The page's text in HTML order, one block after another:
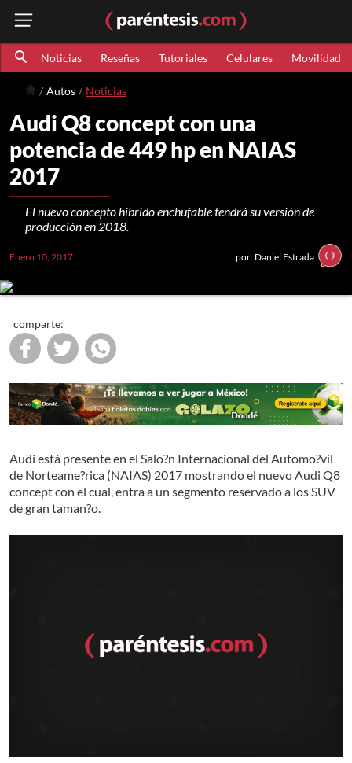
Noticias Reseñas Tutoriales Celulares Movilidad
Autos Noticias
Audi Q8 concept con una
potencia de 449 hp en NAIAS
2017
El nuevo concepto híbrido enchufable tendrá su versión de
producción en 2018.
Enero 10, 2017 por: Daniel Estrada
comparte:
Audi está presente en el Salo?n Internacional del Automo?vil
de Norteame?rica (NAIAS) 2017 mostrando el nuevo Audi Q8
concept con el cual, entra a un segmento reservado a los SUV
de gran taman?o.